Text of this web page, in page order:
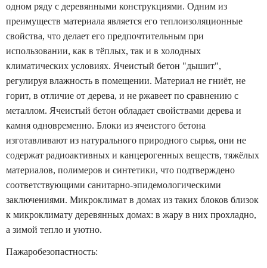
одном ряду с деревянными конструкциями. Одним из
преимуществ материала является его теплоизоляционные
свойства, что делает его предпочтительным при
использовании, как в тёплых, так и в холодных
климатических условиях. Ячеистый бетон "дышит",
регулируя влажность в помещении. Материал не гниёт, не
горит, в отличие от дерева, и не ржавеет по сравнению с
металлом. Ячеистый бетон обладает свойствами дерева и
камня одновременно. Блоки из ячеистого бетона
изготавливают из натурального природного сырья, они не
содержат радиоактивных и канцерогенных веществ, тяжёлых
материалов, полимеров и синтетики, что подтверждено
соответствующими санитарно-эпидемологическими
заключениями. Микроклимат в домах из таких блоков близок
к микроклимату деревянных домах: в жару в них прохладно,
а зимой тепло и уютно.
Пажаробезопастность: